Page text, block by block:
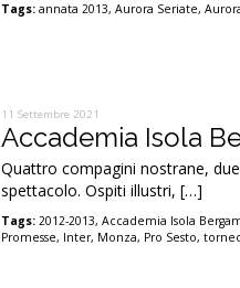
Tags: annata 2013,Aurora Seriate,
11 Settembre 2021
Accademia Isola
Quattro compagini nostrane,
spettacolo. Ospiti illustri, […]
Tags: 2012-2013,Accademia Isola
Promesse, Inter, Monza, Pro Sesto,